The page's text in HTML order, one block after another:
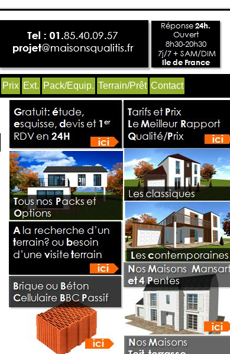
Prix Ext. Pack/Equip. Terrain/Prêt Contact